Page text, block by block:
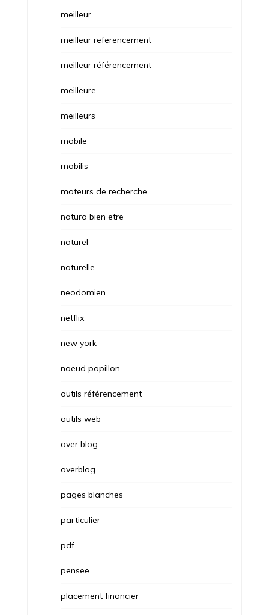
meilleur
meilleur referencement
meilleur référencement
meilleure
meilleurs
mobile
mobilis
moteurs de recherche
natura bien etre
naturel
naturelle
neodomien
netflix
new york
noeud papillon
outils référencement
outils web
over blog
overblog
pages blanches
particulier
pdf
pensee
placement financier